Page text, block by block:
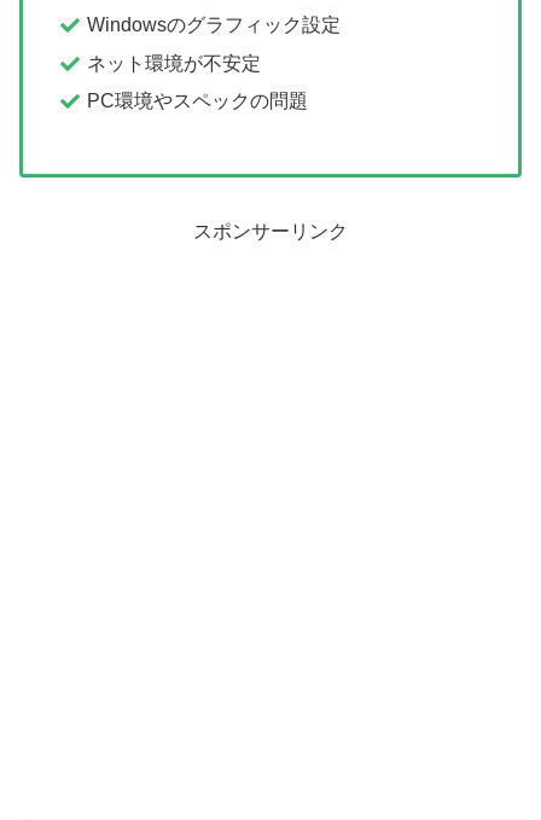
Windowsのグラフィック設定
ネット環境が不安定
PC環境やスペックの問題
スポンサーリンク